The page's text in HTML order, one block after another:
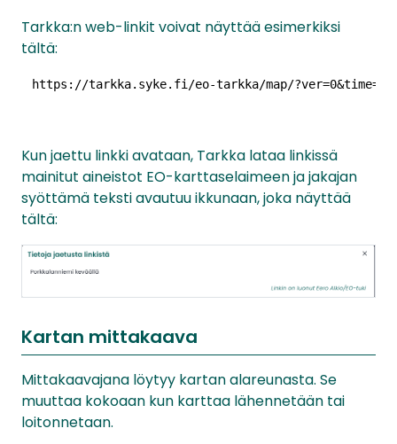
Tarkka:n web-linkit voivat näyttää esimerkiksi
tältä:
https://tarkka.syke.fi/eo-tarkka/map/
Kun jaettu linkki avataan, Tarkka lataa linkissä
mainitut aineistot EO-karttaselaimeen ja jakajan
syöttämä teksti avautuu ikkunaan, joka näyttää
tältä:
Kartan mittakaava
Mittakaavajana löytyy kartan alareunasta. Se
muuttaa kokoaan kun karttaa lähennetään tai
loitonnetaan.